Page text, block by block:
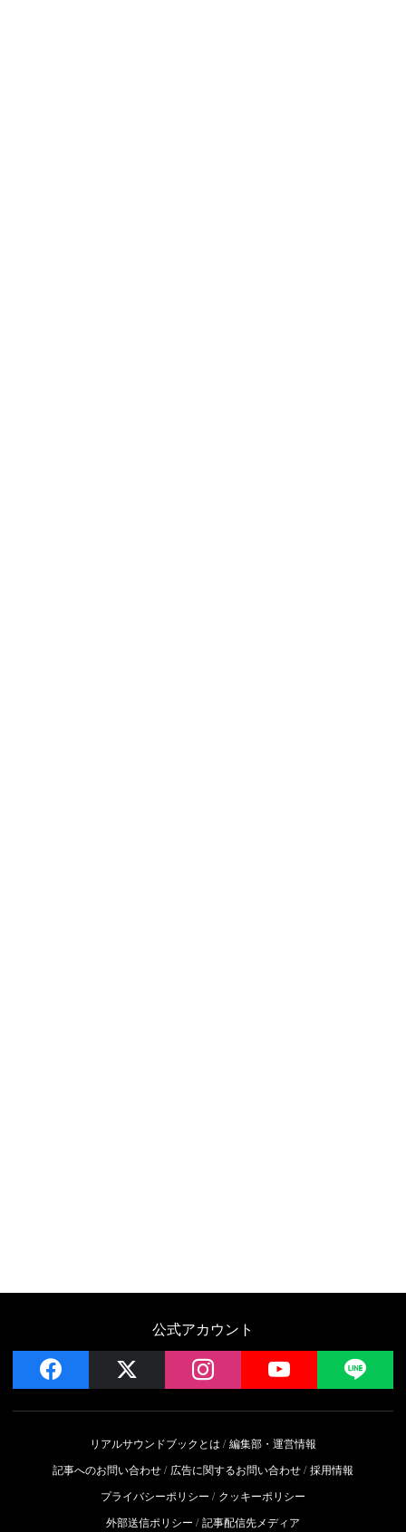
公式アカウント
facebook instagram YouTube
リアルサウンドブックとは
編集部・運営情報
記事へのお問い合わせ
広告に関するお問い合わせ 採用情報
プライバシーポリシー
クッキーポリシー
外部送信ポリシー
記事配信先メディア